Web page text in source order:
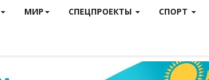
МИР СПЕЦПРОЕКТЫ СПОРТ